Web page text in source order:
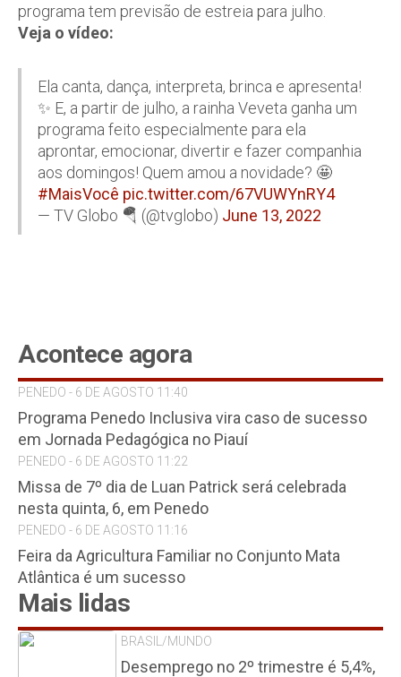
programa tem previsão de estreia para julho.
Veja o vídeo:
Ela canta, dança, interpreta, brinca e apresenta!
✨ E, a partir de julho, a rainha Veveta ganha um
programa feito especialmente para ela
aprontar, emocionar, divertir e fazer companhia
aos domingos! Quem amou a novidade? 🤩
#MaisVocê pic.twitter.com/67VUWYnRY4
— TV Globo 🪂 (@tvglobo) June 13, 2022
Acontece agora
PENEDO - 6 DE AGOSTO 11:40
Programa Penedo Inclusiva vira caso de sucesso
em Jornada Pedagógica no Piauí
PENEDO - 6 DE AGOSTO 11:22
Missa de 7º dia de Luan Patrick será celebrada
nesta quinta, 6, em Penedo
PENEDO - 6 DE AGOSTO 11:16
Feira da Agricultura Familiar no Conjunto Mata
Atlântica é um sucesso
Mais lidas
BRASIL/MUNDO
Desemprego no 2º trimestre é 5,4%,